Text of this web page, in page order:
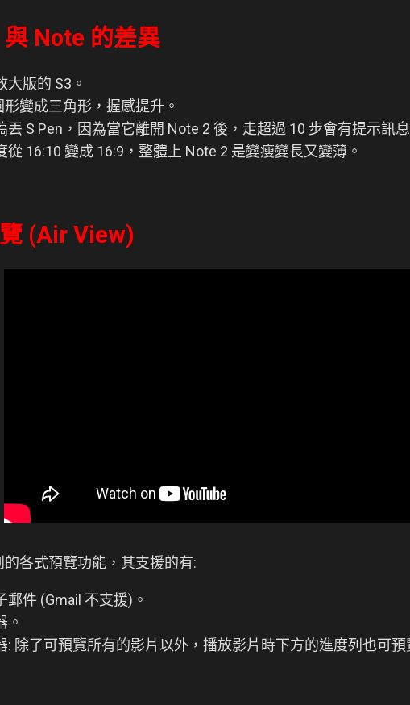
Note 的差異
大版的 S3。
形變成三角形，握感提升。
丟 S Pen，因為當它離開 Note 2 後，走超過 10 步會有提示訊
從 16:10 變成 16:9，整體上 Note 2 是變瘦變長又變薄。
(Air View)
的各式預覽功能，其支援的有:
郵件 (Gmail 不支援)。
。
: 除了可預覽所有的影片以外，播放影片時下方的進度列也可預